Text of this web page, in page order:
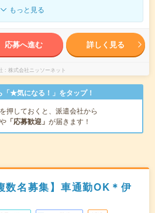
もっと見る
応募へ進む 詳しく見る
株式会社ニッソーネット
「★気になる！」をタップ！
押しておくと、派遣会社から
や 「応募歓迎」 が届きます！
名募集】車通勤OK＊伊